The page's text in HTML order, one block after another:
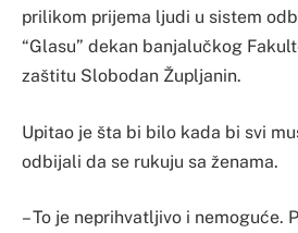
prilikom prijema ljudi u sistem
“Glasu” dekan banjalučkog
zaštitu Slobodan Župljanin.
Upitao je šta bi bilo kada bi svi
odbijali da se rukuju sa ženama.
– To je neprihvatljivo i nemoguće.